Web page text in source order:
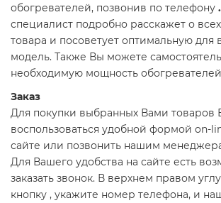
обогревателей, позвонив по телефону .
специалист подробно расскажет о
товара и посоветует оптимальную для
модель. Также Вы можете
необходимую мощность обогревателей
Заказ
Для покупки выбранных Вами товаров
воспользоваться удобной формой on-
сайте или позвонить нашим
Для Вашего удобства на сайте есть
заказать звонок. В верхнем правом
кнопку , укажите номер телефона, и